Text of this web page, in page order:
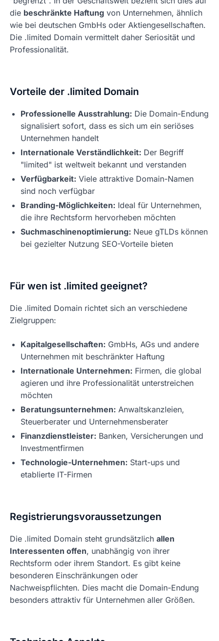
die beschränkte Haftung von Unternehmen, ähnlich
wie bei deutschen GmbHs oder Aktiengesellschaften.
Die .limited Domain vermittelt daher Seriosität und
Professionalität.
Vorteile der .limited Domain
Professionelle Ausstrahlung: Die Domain-Endung
signalisiert sofort, dass es sich um ein seriöses
Unternehmen handelt
Internationale Verständlichkeit: Der Begriff
"limited" ist weltweit bekannt und verstanden
Verfügbarkeit: Viele attraktive Domain-Namen
sind noch verfügbar
Branding-Möglichkeiten: Ideal für Unternehmen,
die ihre Rechtsform hervorheben möchten
Suchmaschinenoptimierung: Neue gTLDs können
bei gezielter Nutzung SEO-Vorteile bieten
Für wen ist .limited geeignet?
Die .limited Domain richtet sich an verschiedene
Zielgruppen:
Kapitalgesellschaften: GmbHs, AGs und andere
Unternehmen mit beschränkter Haftung
Internationale Unternehmen: Firmen, die global
agieren und ihre Professionalität unterstreichen
möchten
Beratungsunternehmen: Anwaltskanzleien,
Steuerberater und Unternehmensberater
Finanzdienstleister: Banken, Versicherungen und
Investmentfirmen
Technologie-Unternehmen: Start-ups und
etablierte IT-Firmen
Registrierungsvoraussetzungen
Die .limited Domain steht grundsätzlich allen
Interessenten offen, unabhängig von ihrer
Rechtsform oder ihrem Standort. Es gibt keine
besonderen Einschränkungen oder
Nachweispflichten. Dies macht die Domain-Endung
besonders attraktiv für Unternehmen aller Größen.